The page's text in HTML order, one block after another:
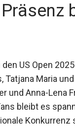
US Open
Tatjana Maria
und Anna-Lena
bleibt es
Konkurrenz